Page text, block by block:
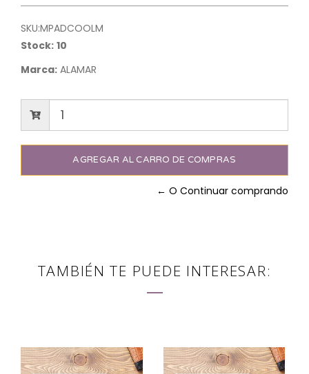
SKU:MPADCOOLM
Stock: 10
Marca: ALAMAR
← O Continuar comprando
TAMBIÉN TE PUEDE INTERESAR: